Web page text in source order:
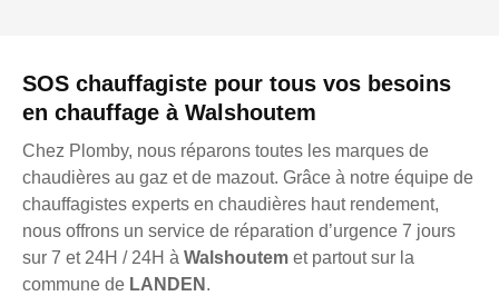
SOS chauffagiste pour tous vos besoins
en chauffage à Walshoutem
Chez Plomby, nous réparons toutes les marques de
chaudières au gaz et de mazout. Grâce à notre équipe de
chauffagistes experts en chaudières haut rendement,
nous offrons un service de réparation d’urgence 7 jours
sur 7 et 24H / 24H à Walshoutem et partout sur la
commune de LANDEN .